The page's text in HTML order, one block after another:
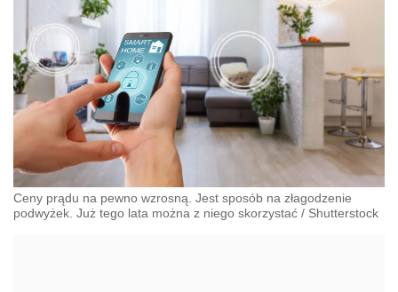
Ceny prądu na pewno wzrosną. Jest sposób na złagodzenie
podwyżek. Już tego lata można z niego skorzystać / Shutterstock